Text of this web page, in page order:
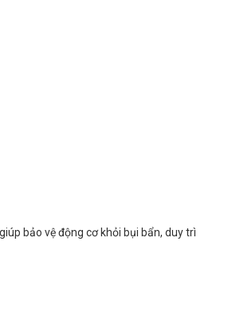
bảo vệ động cơ khỏi bụi bẩn, duy trì